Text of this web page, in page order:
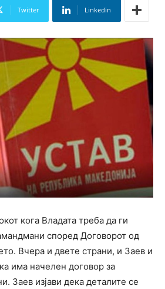
Twitter Linkedin
кога Владата треба да ги
според Договорот од
Вчера и двете страни, и Заев и
има начелен договор за
Заев изјави дека деталите се